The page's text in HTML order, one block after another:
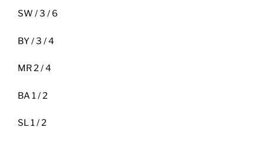
SW / 3 / 6
BY / 3 / 4
MR 2 / 4
BA 1 / 2
SL 1 / 2